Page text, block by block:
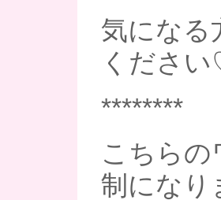
気になる
くださ
********
こちらの
制になり